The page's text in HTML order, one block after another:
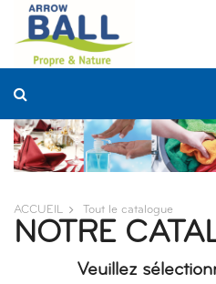
ACCUEIL Tout le catalogue
NOTRE
Veuillez
Panneau de gestion des cookies